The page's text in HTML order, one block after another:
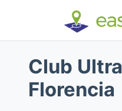
Club
Florencia